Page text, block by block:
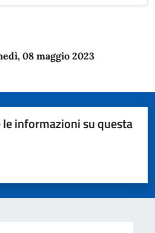
08 maggio 2023
informazioni su questa
su 5
su 5
5